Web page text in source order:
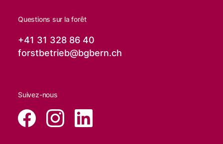
Questions sur la forêt
+41 31 328 86 40
forstbetrieb@bgbern.ch
Suivez-nous